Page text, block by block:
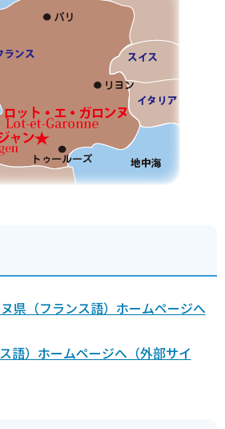
県（フランス語）ホームページへ
語）ホームページへ（外部サイ